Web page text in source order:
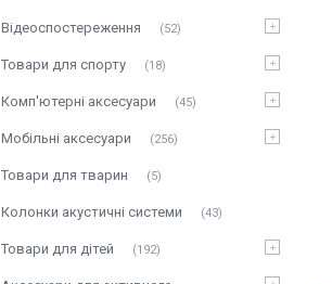
Відеоспостереження 52
Товари для спорту 18
Комп'ютерні аксесуари 45
Мобільні аксесуари 256
Товари для тварин 5
Колонки акустичні системи 43
Товари для дітей 192